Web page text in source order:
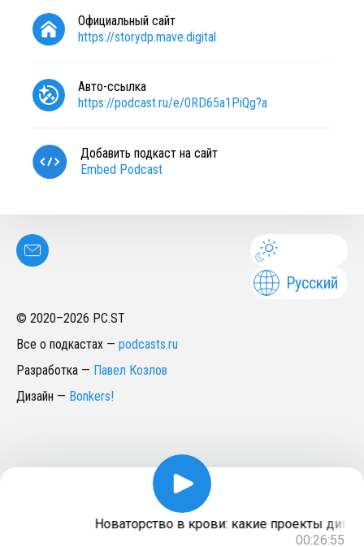
Официальный сайт
https://storydp.mave.digital
Авто-ссылка
https://podcast.ru/e/0RD65a1PiQg?a
Добавить подкаст на сайт
Embed Podcast
Русский
© 2020–2026 PC.ST
Все о подкастах — podcasts.ru
Разработка — Павел Козлов
Дизайн — Bonkers!
Новаторство в крови: какие проекты
00:26:55